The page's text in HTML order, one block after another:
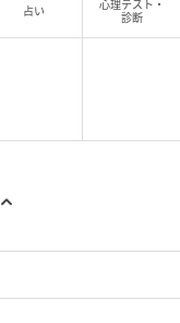
程よい抜け感で女
合わせる羽織を
トタンクは、全
た名品！
ジャマショートパ
ット¥2,990 ギャ
占い
心理テスト・
診断